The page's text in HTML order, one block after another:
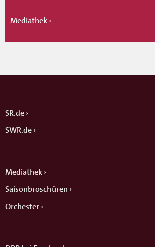
Mediathek
SR.de
SWR.de
Mediathek
Saisonbroschüren
Orchester